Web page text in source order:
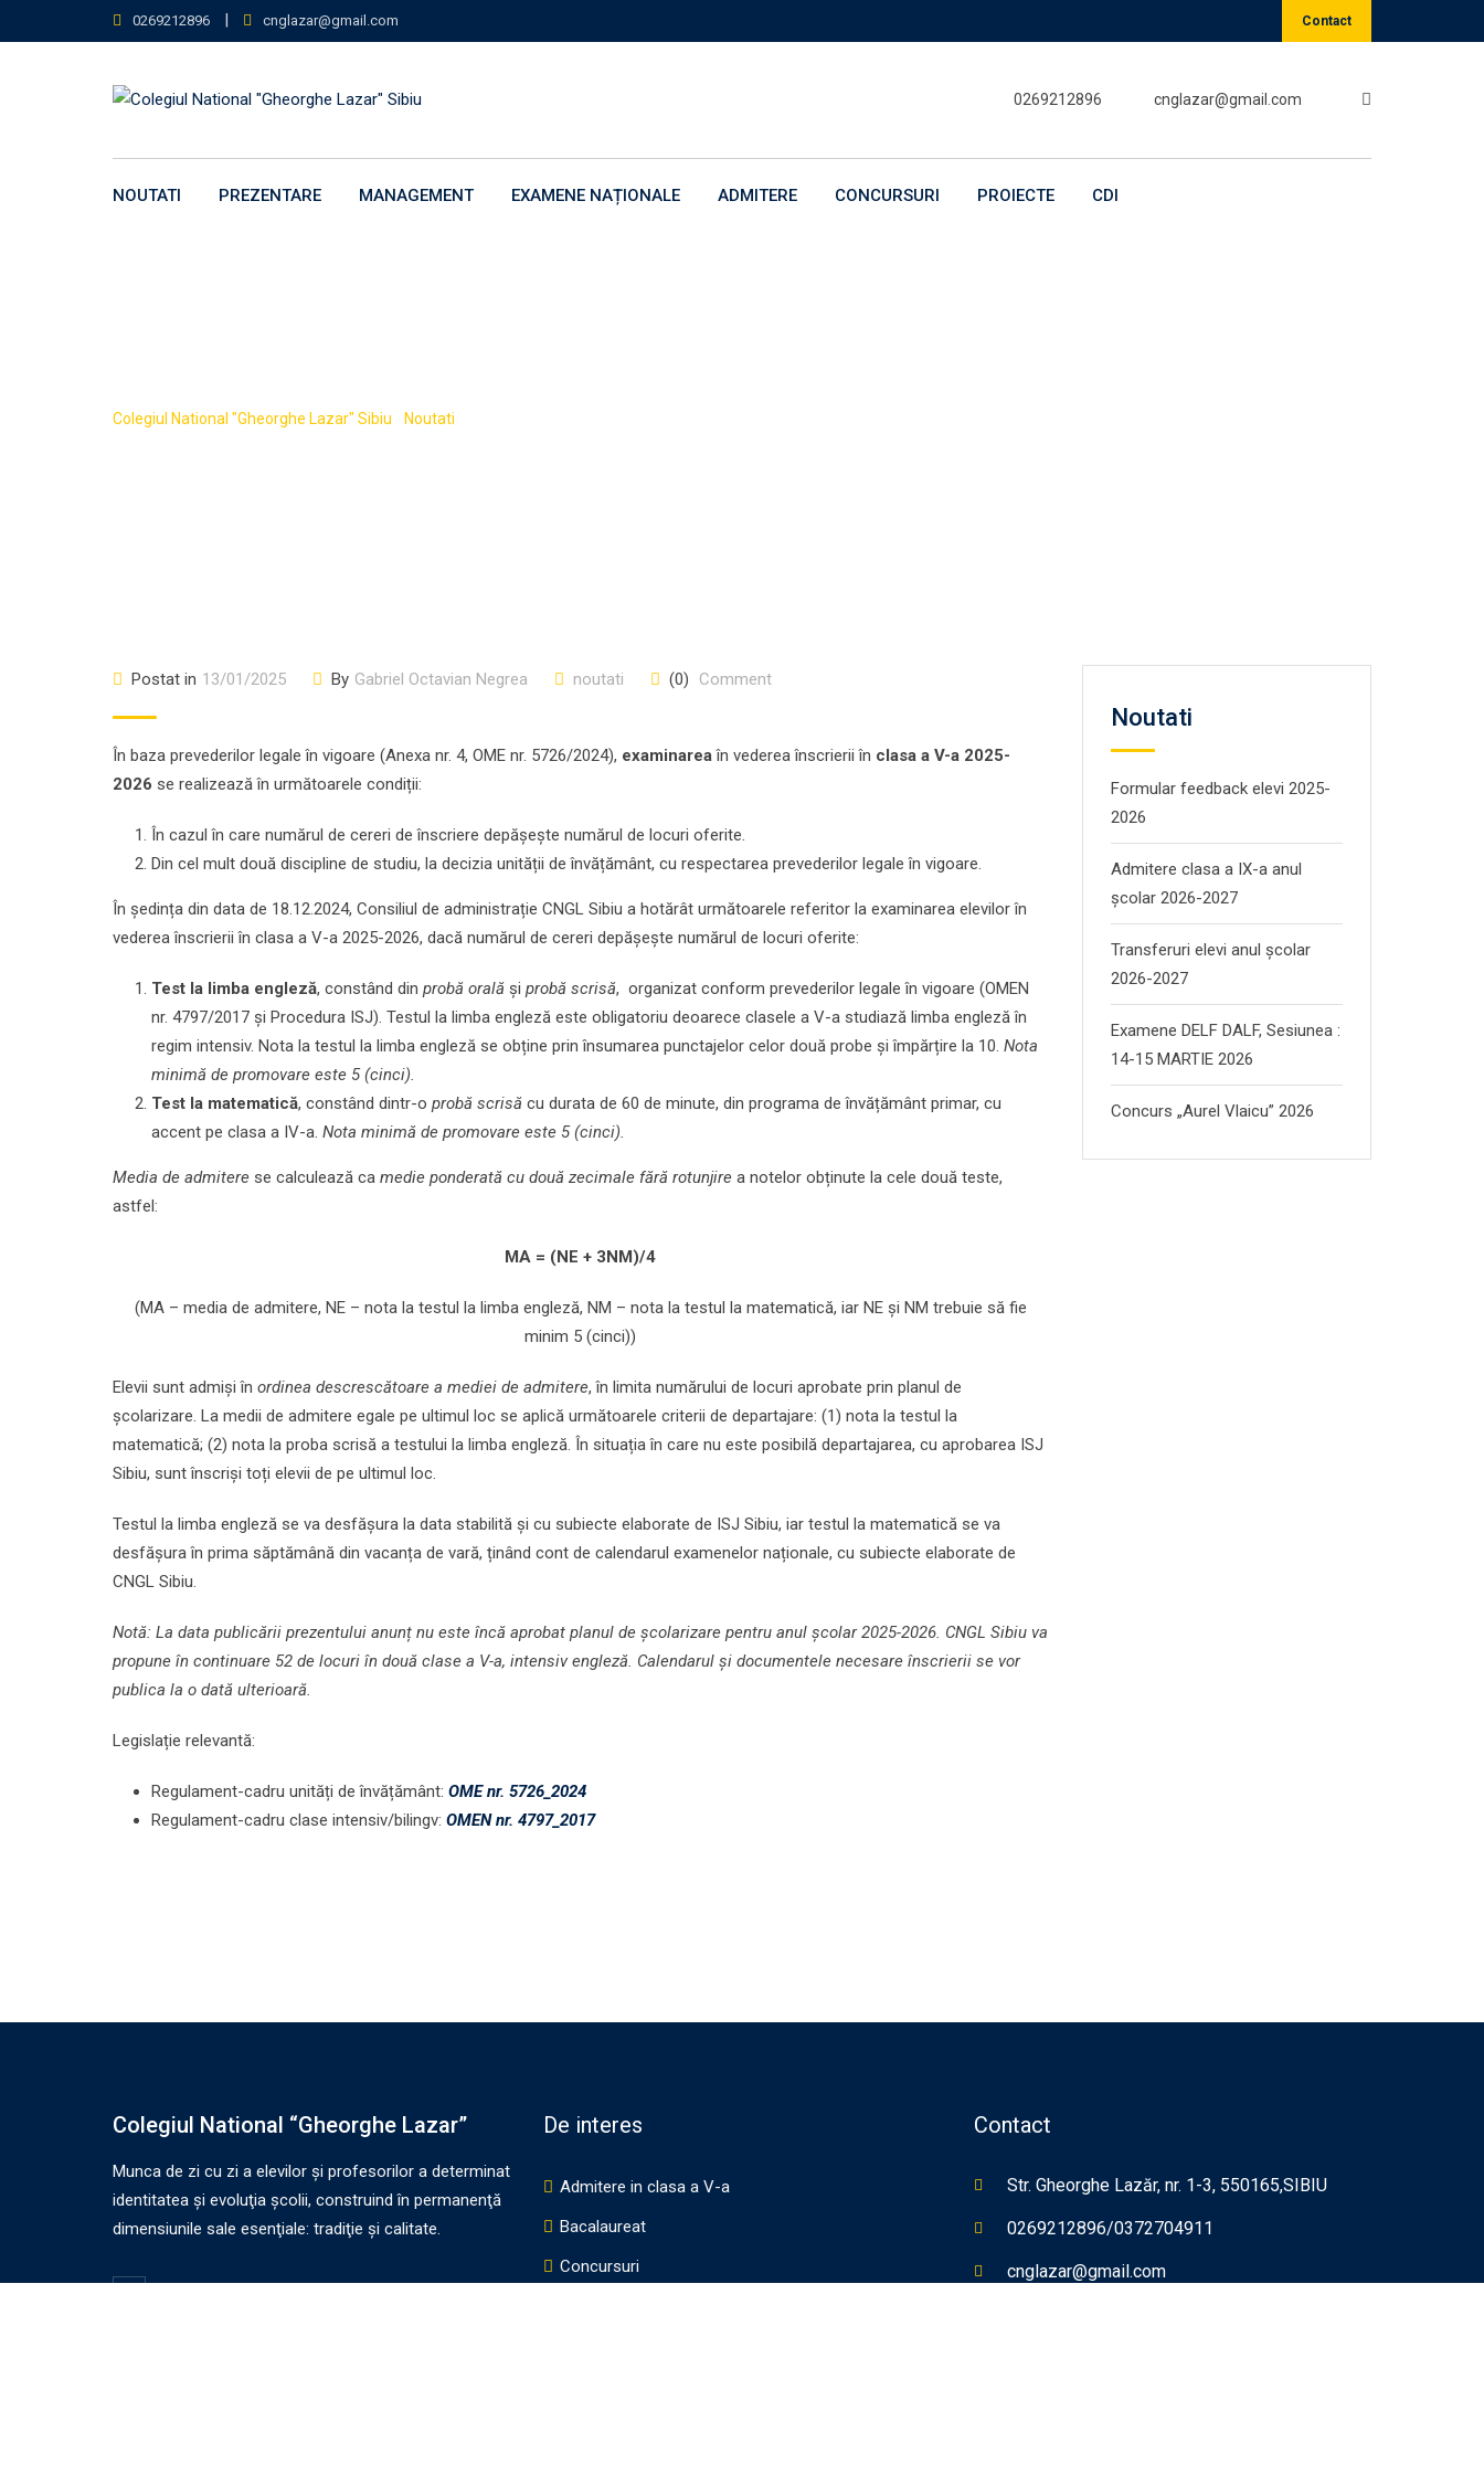
to
0269212896 | cnglazar@gmail.com Contact
0269212896 cnglazar@gmail.com
NOUTATI PREZENTARE MANAGEMENT EXAMENE NAȚIONALE ADMITERE CONCURSURI PROIECTE CDI
Colegiul National "Gheorghe Lazar" Sibiu Noutati
Postat in 13/01/2025 By Gabriel Octavian Negrea noutati (0) Comment
În baza prevederilor legale în vigoare (Anexa nr. 4, OME nr. 5726/2024), examinareaîn vederea înscrierii în clasa a V-a 2025-
2026 se realizează în următoarele condiții:
În cazul în care numărul de cereri de înscriere depășește numărul de locuri oferite.
Din cel mult două discipline de studiu, la decizia unității de învățământ, cu respectarea prevederilor legale în vigoare.
În ședința din data de 18.12.2024, Consiliul de administrație CNGL Sibiu a hotărât următoarele referitor la examinarea elevilor în
vederea înscrierii în clasa a V-a 2025-2026, dacă numărul de cereri depășește numărul de locuri oferite:
Test la limba engleză, constând din probă orală și probă scrisă, organizat conform prevederilor legale în vigoare (OMEN
nr. 4797/2017 și Procedura ISJ). Testul la limba engleză este obligatoriu deoarece clasele a V-a studiază limba engleză în
regim intensiv. Nota la testul la limba engleză se obține prin însumarea punctajelor celor două probe și împărțire la 10. Nota
minimă de promovare este 5 (cinci).
Test la matematică, constând dintr-o probă scrisă cu durata de 60 de minute, din programa de învățământ primar, cu
accent pe clasa a IV-a. Nota minimă de promovare este 5 (cinci).
Media de admitere se calculează ca medie ponderată cu două zecimale fără rotunjire a notelor obținute la cele două teste,
astfel:
MA = (NE + 3NM)/4
(MA – media de admitere, NE – nota la testul la limba engleză, NM – nota la testul la matematică, iar NE și NM trebuie să fie
minim 5 (cinci))
Elevii sunt admiși în ordinea descrescătoare a mediei de admitere, în limita numărului de locuri aprobate prin planul de
școlarizare. La medii de admitere egale pe ultimul loc se aplică următoarele criterii de departajare: (1) nota la testul la
matematică; (2) nota la proba scrisă a testului la limba engleză. În situația în care nu este posibilă departajarea, cu aprobarea ISJ
Sibiu, sunt înscriși toți elevii de pe ultimul loc.
Testul la limba engleză se va desfășura la data stabilită și cu subiecte elaborate de ISJ Sibiu, iar testul la matematică se va
desfășura în prima săptămână din vacanța de vară, ținând cont de calendarul examenelor naționale, cu subiecte elaborate de
CNGL Sibiu.
Notă: La data publicării prezentului anunț nu este încă aprobat planul de școlarizare pentru anul școlar 2025-2026. CNGL Sibiu va
propune în continuare 52 de locuri în două clase a V-a, intensiv engleză. Calendarul și documentele necesare înscrierii se vor
publica la o dată ulterioară.
Legislație relevantă:
Regulament-cadru unități de învățământ: OME nr. 5726_2024
Regulament-cadru clase intensiv/bilingv: OMEN nr. 4797_2017
Noutati
Formular feedback elevi 2025-
2026
Admitere clasa a IX-a anul
școlar 2026-2027
Transferuri elevi anul școlar
2026-2027
Examene DELF DALF, Sesiunea :
14-15 MARTIE 2026
Concurs „Aurel Vlaicu” 2026
Colegiul National “Gheorghe Lazar”
Munca de zi cu zi a elevilor şi profesorilor a determinat
identitatea şi evoluţia şcolii, construind în permanenţă
dimensiunile sale esenţiale: tradiţie şi calitate.
De interes
Admitere in clasa a V-a
Bacalaureat
Concursuri
Contact
Str. Gheorghe Lazăr, nr. 1-3, 550165,SIBIU
0269212896/0372704911
cnglazar@gmail.com